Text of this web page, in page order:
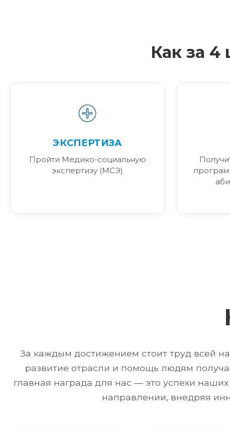
Как за 4
ЭКСПЕРТИЗА
Пройти Медико-социальную
экспертизу (МСЭ)
За каждым достижением стоит труд всей
развитие отрасли и помощь людям
главная награда для нас — это успехи
направлении, внедряя